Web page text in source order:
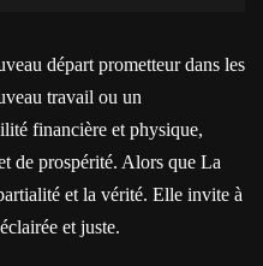
départ prometteur dans les
travail ou un
financière et physique,
de prospérité. Alors que La
et la vérité. Elle invite à
et juste.